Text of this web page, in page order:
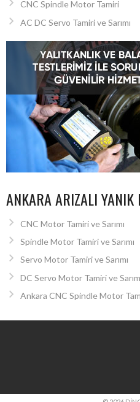
CNC Spindle Motor Tamiri
AC DC Servo Tamiri ve Sarımı
ANKARA ARIZALI
CNC Motor Tamiri ve Sarımı
Spindle Motor Tamiri ve Sarımı
Servo Motor Tamiri ve Sarımı
DC Servo Motor Tamiri ve
Ankara CNC Spindle Motor